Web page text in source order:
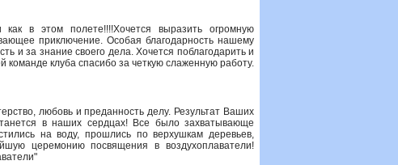
в этом полете!!!!Хочется выразить огромную
приключение. Особая благодарность нашему
и за знание своего дела. Хочется поблагодарить и
команде клуба спасибо за четкую слаженную работу.
любовь и преданность делу. Результат Ваших
в наших сердцах! Все было захватывающе
на воду, прошлись по верхушкам деревьев,
церемонию посвящения в воздухоплаватели!